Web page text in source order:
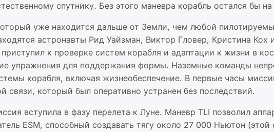
спутнику. Без этого маневра корабль остался бы
уже находится дальше от Земли, чем любой
астронавты Рид Уайзман, Виктор Гловер, Кристина
к проверке систем корабля и адаптации к жизни в
упражнения для поддержания формы. Наземные команды
корабля, включая жизнеобеспечение. В первые часы
связи, который был оперативно устранен без последствий.
вступила в фазу перелета к Луне. Маневр TLI позволил
ESM, способный создавать тягу около 27 000 Ньютон (этой